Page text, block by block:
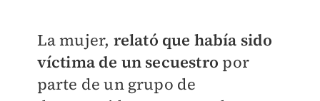
La mujer, relató que había sido
víctima de un secuestro por
parte de un grupo de